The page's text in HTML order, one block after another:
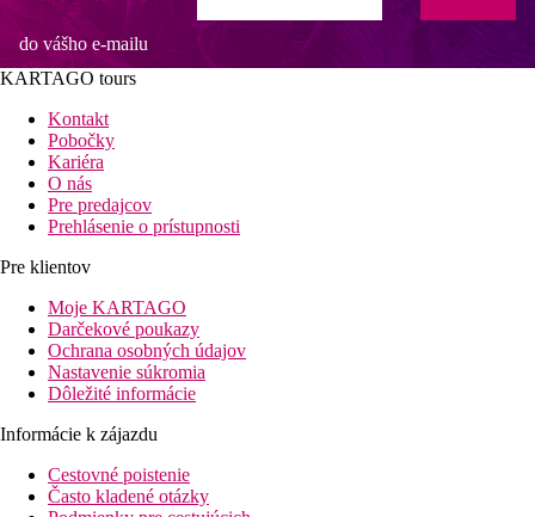
do vášho e-mailu
KARTAGO tours
Kontakt
Pobočky
Kariéra
O nás
Pre predajcov
Prehlásenie o prístupnosti
Pre klientov
Moje KARTAGO
Darčekové poukazy
Ochrana osobných údajov
Nastavenie súkromia
Dôležité informácie
Informácie k zájazdu
Cestovné poistenie
Často kladené otázky